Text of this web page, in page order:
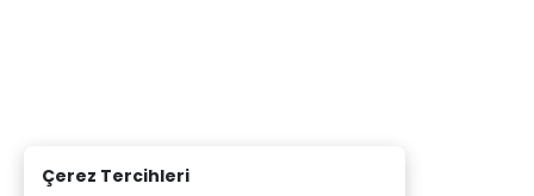
Çerez Tercihleri